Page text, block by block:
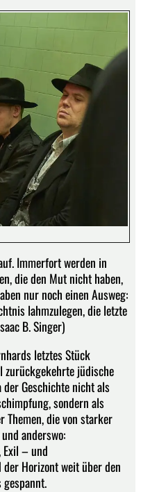
Immerfort werden in
die den Mut nicht haben,
nur noch einen Ausweg:
lahmzulegen, die letzte
B. Singer)
letztes Stück
zurückgekehrte jüdische
Geschichte nicht als
sondern als
Themen, die von starker
anderswo:
– und
Horizont weit über den